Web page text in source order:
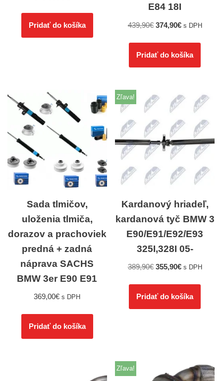
Pridať do košíka
E84 18I
439,90€ 374,90€ s DPH
Pridať do košíka
Sada tlmičov,
uloženia tlmiča,
dorazov a prachoviek
predná + zadná
náprava SACHS
BMW 3er E90 E91
369,00€ s DPH
Pridať do košíka
Zľava!
Kardanový hriadeľ,
kardanová tyč BMW 3
E90/E91/E92/E93
325I,328I 05-
389,90€ 355,90€ s DPH
Pridať do košíka
Zľava!